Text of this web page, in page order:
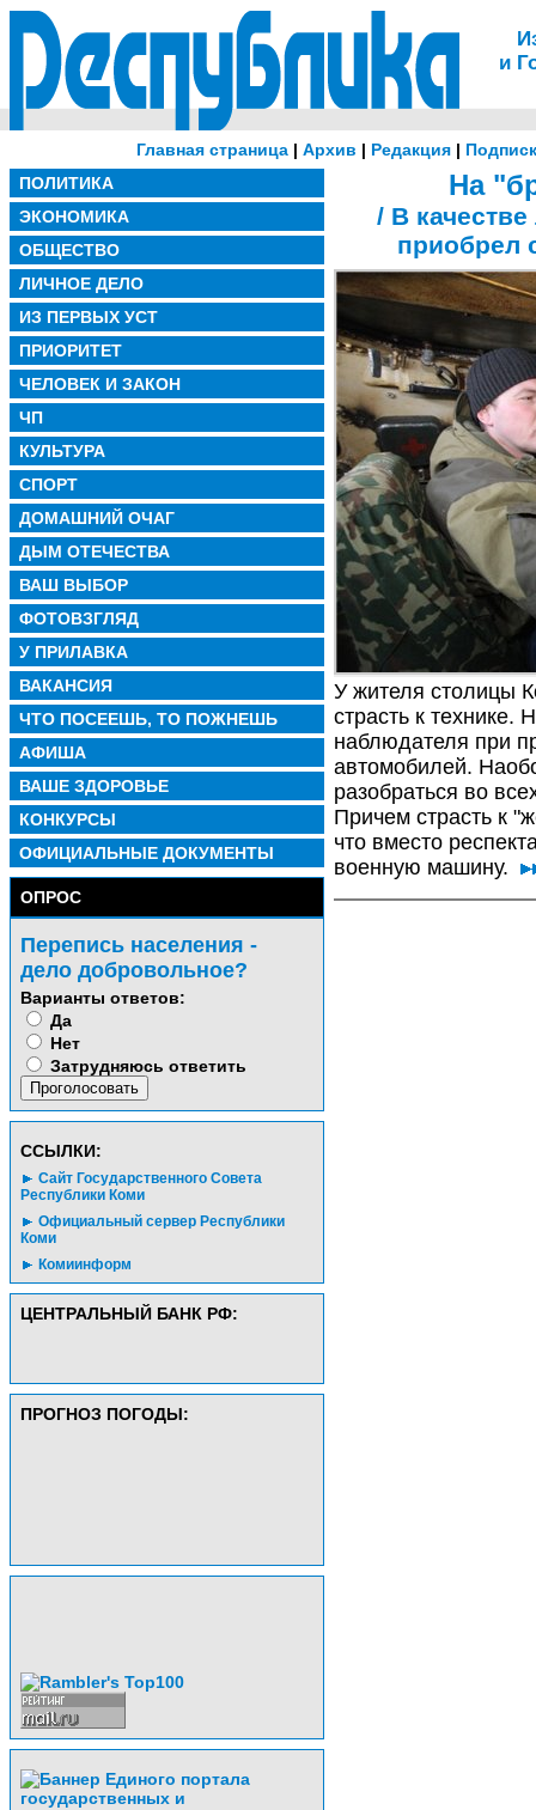
и
Главная страница| Архив | Редакция|
ПОЛИТИКА
ЭКОНОМИКА
ОБЩЕСТВО
ЛИЧНОЕ ДЕЛО
ИЗ ПЕРВЫХ УСТ
ПРИОРИТЕТ
ЧЕЛОВЕК И ЗАКОН
ЧП
КУЛЬТУРА
СПОРТ
ДОМАШНИЙ ОЧАГ
ДЫМ ОТЕЧЕСТВА
ВАШ ВЫБОР
ФОТОВЗГЛЯД
У ПРИЛАВКА
ВАКАНСИЯ
ЧТО ПОСЕЕШЬ, ТО ПОЖНЕШЬ
АФИША
ВАШЕ ЗДОРОВЬЕ
КОНКУРСЫ
ОФИЦИАЛЬНЫЕ ДОКУМЕНТЫ
ОПРОС
Перепись населения -
дело добровольное?
Варианты ответов:
Да
Нет
Затрудняюсь ответить
CСЫЛКИ:
Сайт Государственного Совета
Республики Коми
Официальный сервер Республики
Коми
Комиинформ
ЦЕНТРАЛЬНЫЙ БАНК РФ:
ПРОГНОЗ ПОГОДЫ:
На
/ В
приобрел
У жителя столицы
страсть к технике.
наблюдателя при
автомобилей.
разобраться во
Причем страсть к
что вместо
военную машину.